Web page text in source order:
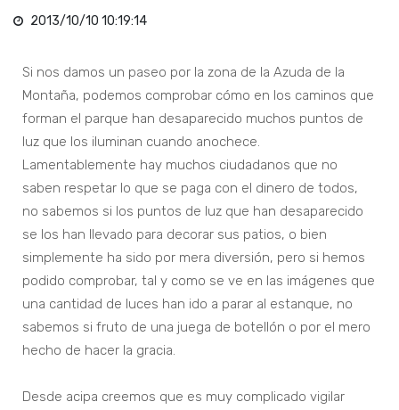
2013/10/10 10:19:14
Si nos damos un paseo por la zona de la Azuda de la
Montaña, podemos comprobar cómo en los caminos que
forman el parque han desaparecido muchos puntos de
luz que los iluminan cuando anochece.
Lamentablemente hay muchos ciudadanos que no
saben respetar lo que se paga con el dinero de todos,
no sabemos si los puntos de luz que han desaparecido
se los han llevado para decorar sus patios, o bien
simplemente ha sido por mera diversión, pero si hemos
podido comprobar, tal y como se ve en las imágenes que
una cantidad de luces han ido a parar al estanque, no
sabemos si fruto de una juega de botellón o por el mero
hecho de hacer la gracia.
Desde acipa creemos que es muy complicado vigilar